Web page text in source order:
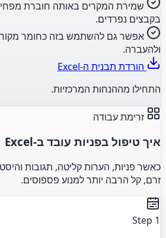
שמירת המקרים באותה חוברת
בקבצים נפרדים.
אפשר גם להשתמש בזה כחומר מקור
ולהעברה.
הורדת תבנית ה-Excel
התחילו מההנחות המרכזיות.
זרימת עבודה
איך טיפול בפניות עובד ב-Excel
כאשר פניות, הערות קליטה, תגובות
זרם, קל הרבה יותר למנוע פספוסים.
Step 1